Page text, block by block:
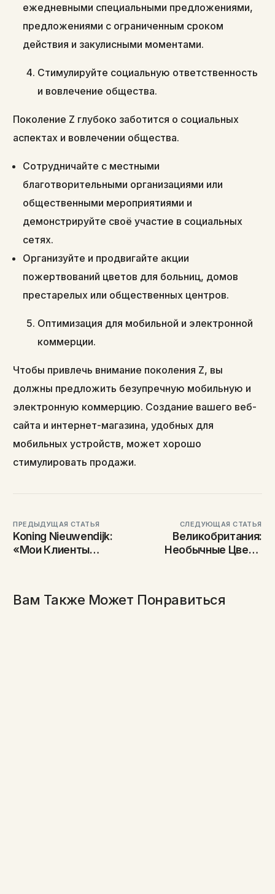
ежедневными специальными предложениями,
предложениями с ограниченным сроком
действия и закулисными моментами.
Стимулируйте социальную ответственность
и вовлечение общества.
Поколение Z глубоко заботится о социальных
аспектах и вовлечении общества.
Сотрудничайте с местными
благотворительными организациями или
общественными мероприятиями и
демонстрируйте своё участие в социальных
сетях.
Организуйте и продвигайте акции
пожертвований цветов для больниц, домов
престарелых или общественных центров.
Оптимизация для мобильной и электронной
коммерции.
Чтобы привлечь внимание поколения Z, вы
должны предложить безупречную мобильную и
электронную коммерцию. Создание вашего веб-
сайта и интернет-магазина, удобных для
мобильных устройств, может хорошо
стимулировать продажи.
ПРЕДЫДУЩАЯ СТАТЬЯ
Koning Nieuwendijk:
«Мои Клиенты
СЛЕДУЮЩАЯ СТАТЬЯ
Великобритания:
Необычные Цветы
Вам Также Может Понравиться